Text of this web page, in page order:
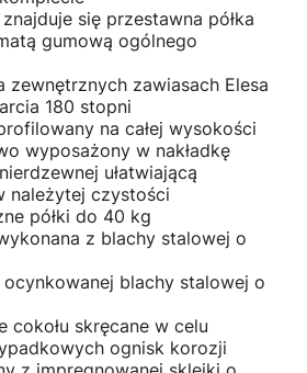
się przestawna półka
gumową ogólnego
zewnętrznych zawiasach Elesa
180 stopni
na całej wysokości
wyposażony w nakładkę
ułatwiającą
należytej czystości
półki do 40 kg
z blachy stalowej o
blachy stalowej o
cokołu skręcane w celu
ognisk korozji